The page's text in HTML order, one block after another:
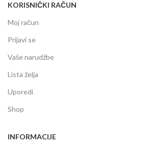
KORISNIČKI RAČUN
Moj račun
Prijavi se
Vaše narudžbe
Lista želja
Uporedi
Shop
INFORMACIJE